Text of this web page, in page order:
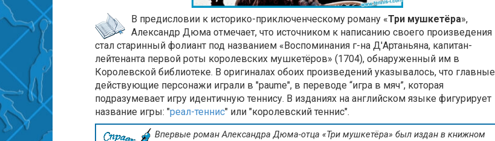
В предисловии к историко-приключенческому роману «Три мушкетёра»,
Александр Дюма отмечает, что источником к написанию своего произведения
стал старинный фолиант под названием «Воспоминания г-на Д'Артаньяна, капитан-
лейтенанта первой роты королевских мушкетёров» (1704), обнаруженный им в
Королевской библиотеке. В оригиналах обоих произведений указывалось, что главные
действующие персонажи играли в "paume", в переводе “игра в мяч”, которая
подразумевает игру идентичную теннису. В изданиях на английском языке фигурирует
название игры: "реал-теннис" или "королевский теннис".
Впервые роман Александра Дюма-отца «Три мушкетёра» был издан в книжном